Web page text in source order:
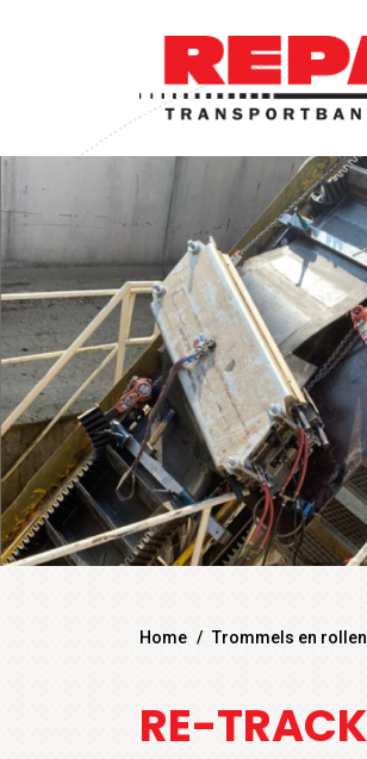
Home / Trommels en rollen
RE-